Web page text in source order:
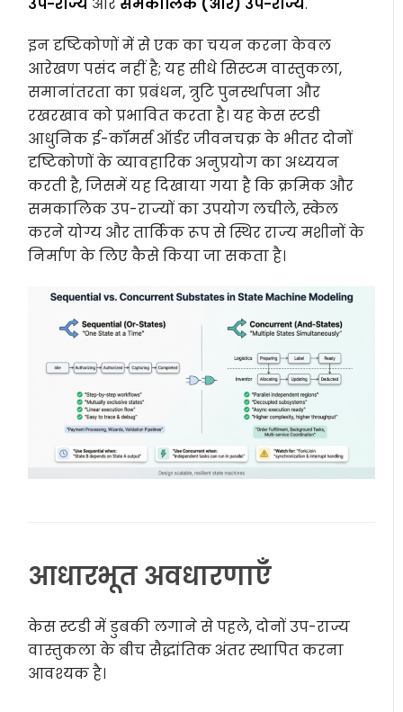
इन दृष्टिकोणों में से एक का चयन करना केवल
आरेखण पसंद नहीं है; यह सीधे सिस्टम वास्तुकला,
समानांतरता का प्रबंधन, त्रुटि पुनर्स्थापना और
रखरखाव को प्रभावित करता है। यह केस स्टडी
आधुनिक ई-कॉमर्स ऑर्डर जीवनचक्र के भीतर दोनों
दृष्टिकोणों के व्यावहारिक अनुप्रयोग का अध्ययन
करती है, जिसमें यह दिखाया गया है कि क्रमिक और
समकालिक उप-राज्यों का उपयोग लचीले, स्केल
करने योग्य और तार्किक रूप से स्थिर राज्य मशीनों के
निर्माण के लिए कैसे किया जा सकता है।
आधारभूत अवधारणाएँ
केस स्टडी में डुबकी लगाने से पहले, दोनों उप-राज्य
वास्तुकला के बीच सैद्धांतिक अंतर स्थापित करना
आवश्यक है।